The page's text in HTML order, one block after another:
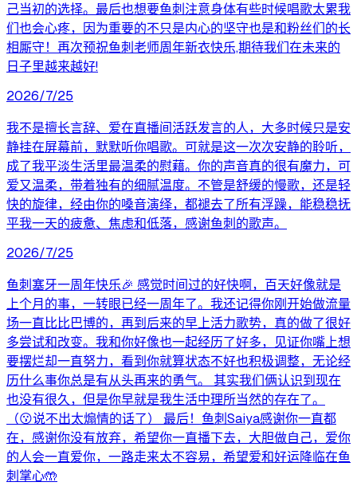
己当初的选择。最后也想要鱼刺注意身体有些时候唱歌太累我
们也会心疼，因为重要的不只是内心的坚守也是和粉丝们的长
相厮守！再次预祝鱼刺老师周年新衣快乐,期待我们在未来的
日子里越来越好!
2026/7/25
我不是擅长言辞、爱在直播间活跃发言的人，大多时候只是安
静挂在屏幕前，默默听你唱歌。可就是这一次次安静的聆听，
成了我平淡生活里最温柔的慰藉。你的声音真的很有魔力，可
爱又温柔，带着独有的细腻温度。不管是舒缓的慢歌，还是轻
快的旋律，经由你的嗓音演绎，都褪去了所有浮躁，能稳稳抚
平我一天的疲惫、焦虑和低落，感谢鱼刺的歌声。
2026/7/25
鱼刺塞牙一周年快乐🎉 感觉时间过的好快啊，百天好像就是
上个月的事，一转眼已经一周年了。我还记得你刚开始做流量
场一直比比巴博的，再到后来的早上活力歌势，真的做了很好
多尝试和改变。我和你好像也一起经历了好多，见证你嘴上想
要摆烂却一直努力，看到你就算状态不好也积极调整，无论经
历什么事你总是有从头再来的勇气。 其实我们俩认识到现在
也没有很久，但是你早就是我生活中理所当然的存在了。
（😗说不出太煽情的话了） 最后！鱼刺Saiya感谢你一直都
在，感谢你没有放弃，希望你一直播下去，大胆做自己，爱你
的人会一直爱你，一路走来太不容易，希望爱和好运降临在鱼
刺掌心🤲